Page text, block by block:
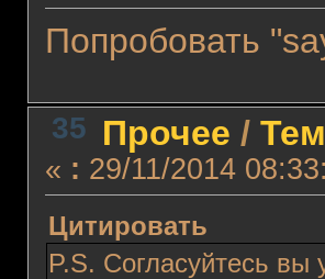
Попробовать
35 Прочее /
« : 29/11/2014
Цитировать
P.S. Согласуйтесь